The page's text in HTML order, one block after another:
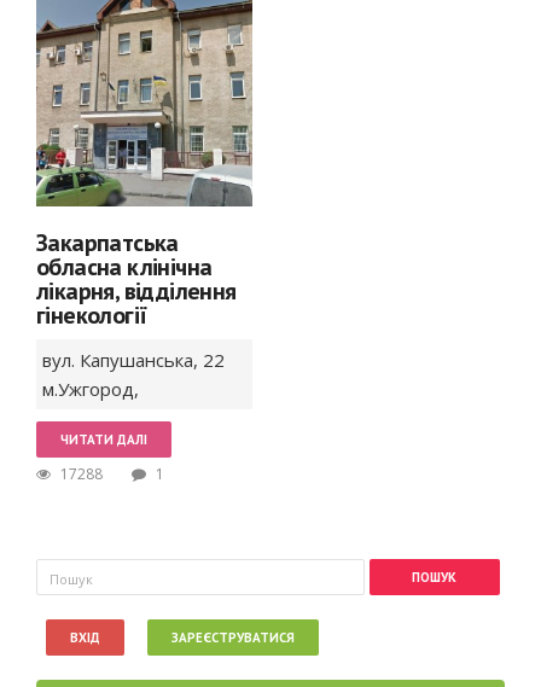
Закарпатська
обласна клінічна
лікарня, відділення
гінекології
вул. Капушанська, 22
м.Ужгород,
ЧИТАТИ ДАЛІ
17288 1
Пошукова форма
Пошук
ВХІД ЗАРЕЄСТРУВАТИСЯ